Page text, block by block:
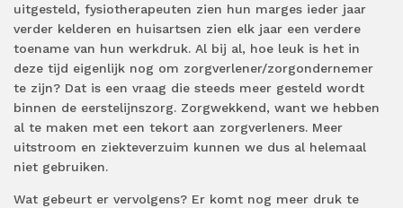
uitgesteld, fysiotherapeuten zien hun marges ieder jaar
verder kelderen en huisartsen zien elk jaar een verdere
toename van hun werkdruk. Al bij al, hoe leuk is het in
deze tijd eigenlijk nog om zorgverlener/zorgondernemer
te zijn? Dat is een vraag die steeds meer gesteld wordt
binnen de eerstelijnszorg. Zorgwekkend, want we hebben
al te maken met een tekort aan zorgverleners. Meer
uitstroom en ziekteverzuim kunnen we dus al helemaal
niet gebruiken.
Wat gebeurt er vervolgens? Er komt nog meer druk te